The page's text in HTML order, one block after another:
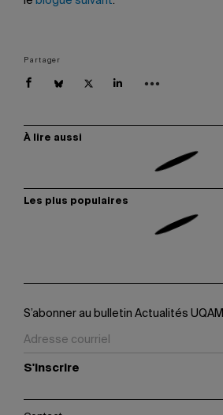
Partager
À lire aussi
Les plus populaires
S’abonner au bulletin Actualités UQAM
S'inscrire